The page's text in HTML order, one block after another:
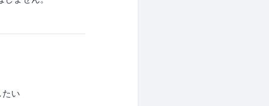
たい